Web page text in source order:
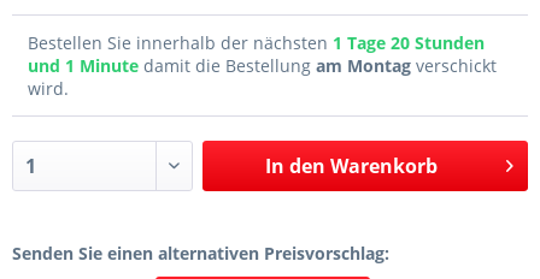
Bestellen Sie innerhalb der nächsten 1 Tage 20 Stunden
und 1 Minute damit die Bestellung am Montag verschickt
wird.
In den Warenkorb
Senden Sie einen alternativen Preisvorschlag: